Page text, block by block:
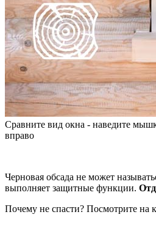
Сравните вид окна - наведите
вправо
Черновая обсада не может
выполняет защитные функции.
Почему не спасти? Посмотрите на